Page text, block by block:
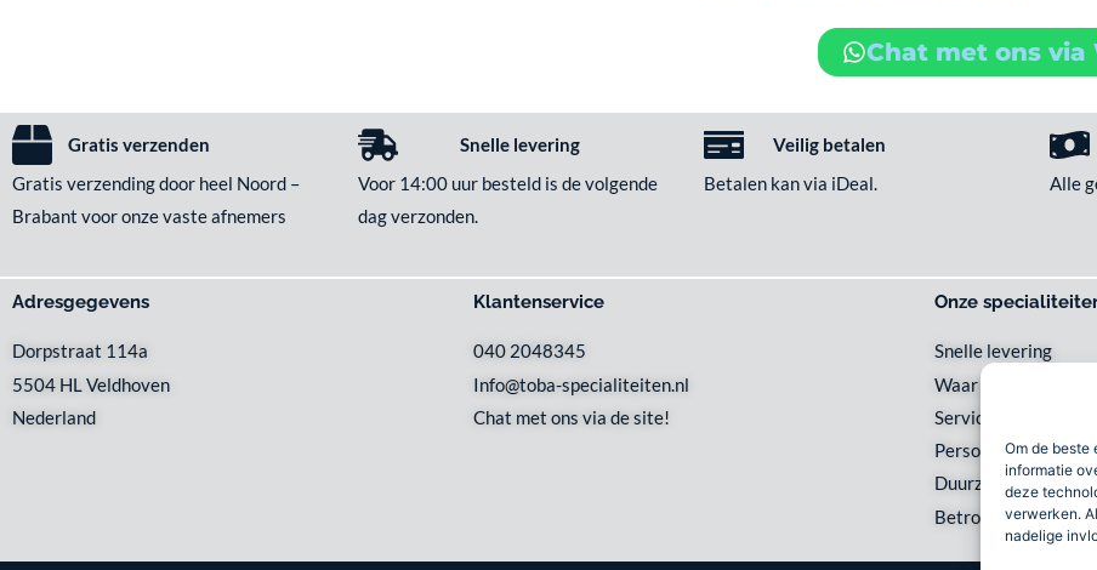
Om de beste
informatie
deze
verwerken.
nadelige
Chat met ons via
Gratis verzenden
Gratis verzending door heel Noord –
Brabant voor onze vaste afnemers
Snelle levering
Voor 14:00 uur besteld is de volgende
dag verzonden.
Veilig betalen
Betalen kan via iDeal.
Alle
Adresgegevens
Dorpstraat 114a
5504 HL Veldhoven
Nederland
Klantenservice
040 2048345
Info@toba-specialiteiten.nl
Chat met ons via de site!
Onze
Snelle levering
Waar en wanneer u
Service met een
Persoonlijk en
Duurzaam
Betrouwbaar